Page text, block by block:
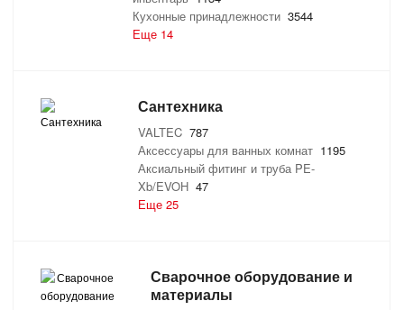
Кухонные принадлежности 3544
Еще 14
Сантехника
VALTEC 787
Аксессуары для ванных комнат 1195
Аксиальный фитинг и труба PE-
Xb/EVOH 47
Еще 25
Сварочное оборудование и
материалы